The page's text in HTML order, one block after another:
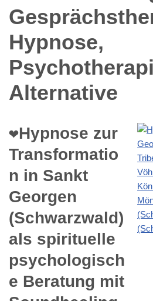
❤️Hypnose zur
Transformatio
n in Sankt
Georgen
(Schwarzwald)
als spirituelle
psychologisch
e Beratung mit